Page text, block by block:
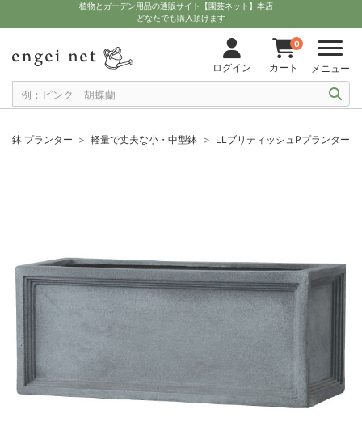
植物とガーデン用品の通販サイト【園芸ネット】本店
どなたでも購入頂けます
ログイン
0
カート メニュー
鉢 プランター 軽量で丈夫な小・中型鉢 LLブリティッシュPプランター